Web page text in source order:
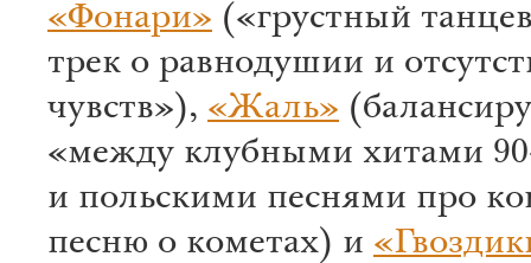
«Фонари» («грустный
трек о равнодушии и
чувств»), «Жаль»
«между клубными хитами
и польскими песнями про
песню о кометах) и